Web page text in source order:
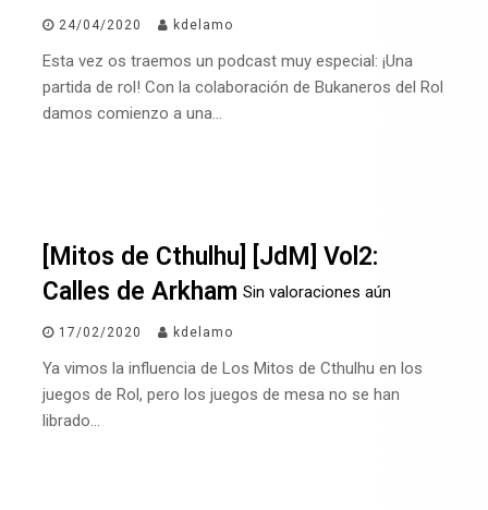
24/04/2020 kdelamo
Esta vez os traemos un podcast muy especial: ¡Una
partida de rol! Con la colaboración de Bukaneros del Rol
damos comienzo a una…
[Mitos de Cthulhu] [JdM] Vol2:
Calles de Arkham Sin valoraciones aún
17/02/2020 kdelamo
Ya vimos la influencia de Los Mitos de Cthulhu en los
juegos de Rol, pero los juegos de mesa no se han
librado…